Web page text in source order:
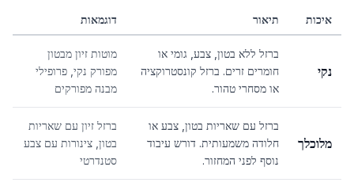
איכות תיאור דוגמאות
נקי
ברזל ללא בטון, צבע, גומי או
חומרים זרים. ברזל קונסטרוקציה
או מסחרי טהור.
מוטות זיון מבטון
מפורק נקי, פרופילי
מבנה מפורקים
מלוכלך
ברזל עם שאריות בטון, צבע או
חלודה משמעותית. דורש עיבוד
נוסף לפני המחזור.
ברזל זיון עם שאריות
בטון, צינורות עם צבע
סטנדרטי